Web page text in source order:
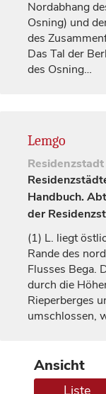
Nordabhang
Osning) und
des
Das Tal der
des Osning…
Lemgo
Residenzstadt
Handbuch.
der
(1) L. liegt
Rande des
Flusses Bega.
durch die
Rieperberges
umschlossen,
Ansicht
Liste